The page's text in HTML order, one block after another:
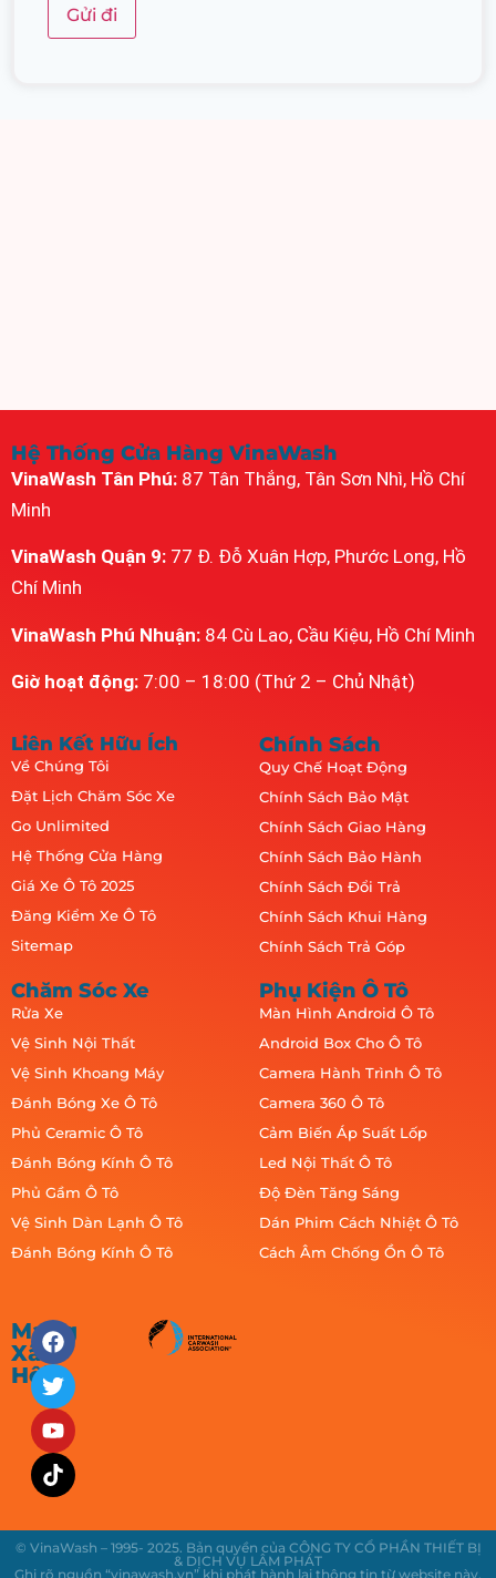
Hệ Thống Cửa Hàng VinaWash
VinaWash Tân Phú: 87 Tân Thắng, Tân Sơn Nhì, Hồ Chí
Minh
VinaWash Quận 9: 77 Đ. Đỗ Xuân Hợp, Phước Long, Hồ
Chí Minh
VinaWash Phú Nhuận: 84 Cù Lao, Cầu Kiệu, Hồ Chí Minh
Giờ hoạt động: 7:00 – 18:00 (Thứ 2 – Chủ Nhật)
Liên Kết Hữu Ích
Về Chúng Tôi
Đặt Lịch Chăm Sóc Xe
Go Unlimited
Hệ Thống Cửa Hàng
Giá Xe Ô Tô 2025
Đăng Kiểm Xe Ô Tô
Sitemap
Chính Sách
Quy Chế Hoạt Động
Chính Sách Bảo Mật
Chính Sách Giao Hàng
Chính Sách Bảo Hành
Chính Sách Đổi Trả
Chính Sách Khui Hàng
Chính Sách Trả Góp
Chăm Sóc Xe
Rửa Xe
Vệ Sinh Nội Thất
Vệ Sinh Khoang Máy
Đánh Bóng Xe Ô Tô
Phủ Ceramic Ô Tô
Đánh Bóng Kính Ô Tô
Phủ Gầm Ô Tô
Vệ Sinh Dàn Lạnh Ô Tô
Đánh Bóng Kính Ô Tô
Phụ Kiện Ô Tô
Màn Hình Android Ô Tô
Android Box Cho Ô Tô
Camera Hành Trình Ô Tô
Camera 360 Ô Tô
Cảm Biến Áp Suất Lốp
Led Nội Thất Ô Tô
Độ Đèn Tăng Sáng
Dán Phim Cách Nhiệt Ô Tô
Cách Âm Chống Ồn Ô Tô
Mạng
Xã
Hội
© VinaWash – 1995- 2025. Bản quyền của CÔNG TY CỔ PHẦN THIẾT BỊ
& DỊCH VỤ LÂM PHÁT
Ghi rõ nguồn “vinawash.vn” khi phát hành lại thông tin từ website này.